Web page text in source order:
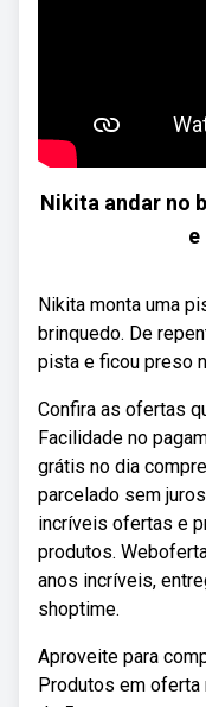
Nikita andar no
e
Nikita monta uma
brinquedo. De
pista e ficou preso
Confira as ofertas
Facilidade no
grátis no dia
parcelado sem
incríveis ofertas e
produtos.
anos incríveis,
shoptime.
Aproveite para
Produtos em oferta